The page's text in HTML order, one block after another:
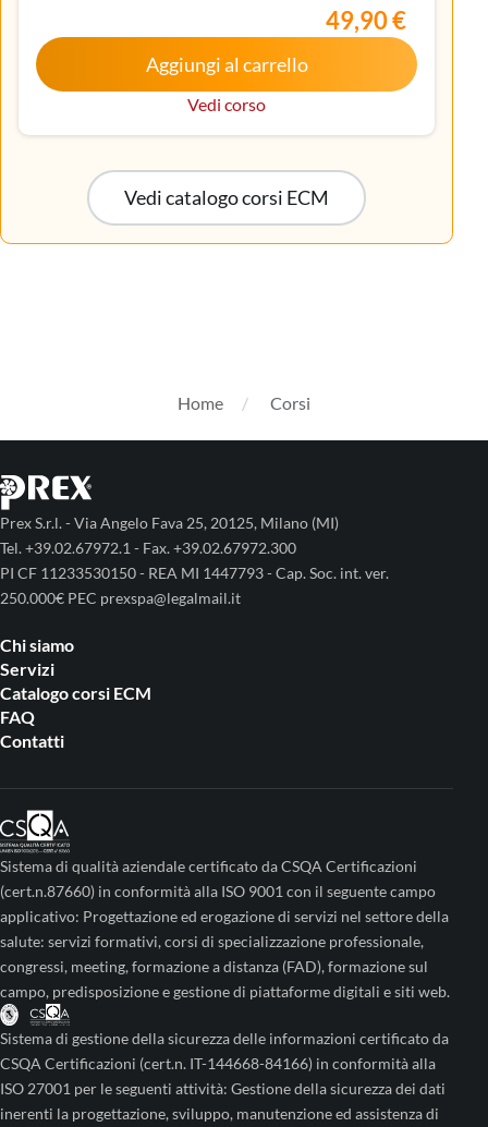
Iscritto nell’elenco speciale ad esaurimento,
Malattie metaboliche e diabetologia, Medicina
interna, Oncologia, Pediatria, Pediatria (Pediatri di
libera scelta), Tecnico sanitario di radiologia medica
49,90 €
Aggiungi al carrello
Vedi corso
Vedi catalogo corsi ECM
Home Corsi
Prex S.r.l. - Via Angelo Fava 25, 20125, Milano (MI)
Tel. +39.02.67972.1 - Fax. +39.02.67972.300
PI CF 11233530150 - REA MI 1447793 - Cap. Soc. int. ver.
250.000€ PEC prexspa@legalmail.it
Chi siamo
Servizi
Catalogo corsi ECM
FAQ
Contatti
Sistema di qualità aziendale certificato da CSQA Certificazioni
(cert.n.87660) in conformità alla ISO 9001 con il seguente campo
applicativo: Progettazione ed erogazione di servizi nel settore della
salute: servizi formativi, corsi di specializzazione professionale,
congressi, meeting, formazione a distanza (FAD), formazione sul
campo, predisposizione e gestione di piattaforme digitali e siti web.
Sistema di gestione della sicurezza delle informazioni certificato da
CSQA Certificazioni (cert.n. IT-144668-84166) in conformità alla
ISO 27001 per le seguenti attività: Gestione della sicurezza dei dati
inerenti la progettazione, sviluppo, manutenzione ed assistenza di